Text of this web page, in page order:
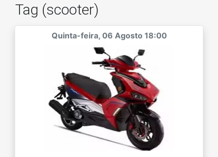
Tag (scooter)
Quinta-feira, 06 Agosto 18:00